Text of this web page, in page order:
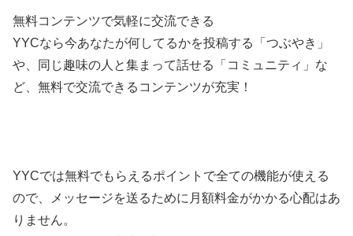
無料コンテンツで気軽に交流できる
YYCなら今あなたが何してるかを投稿する「つぶやき」
や、同じ趣味の人と集まって話せる「コミュニティ」な
ど、無料で交流できるコンテンツが充実！
YYCでは無料でもらえるポイントで全ての機能が使える
ので、メッセージを送るために月額料金がかかる心配はあ
りません。